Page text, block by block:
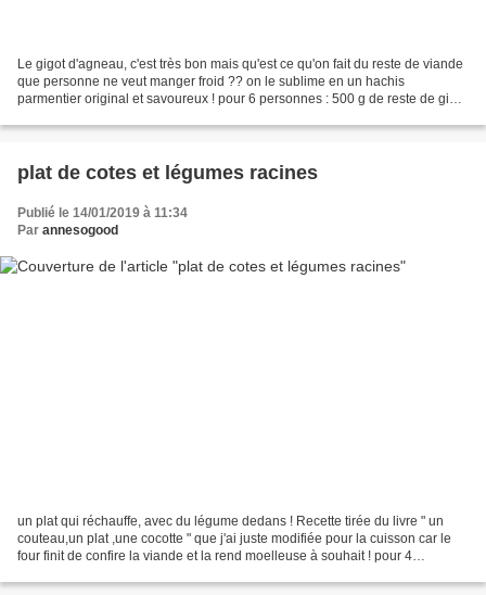
Le gigot d'agneau, c'est très bon mais qu'est ce qu'on fait du reste de viande
que personne ne veut manger froid ?? on le sublime en un hachis
parmentier original et savoureux ! pour 6 personnes : 500 g de reste de gigot
plat de cotes et légumes racines
Publié le 14/01/2019 à 11:34
Par annesogood
un plat qui réchauffe, avec du légume dedans ! Recette tirée du livre " un
couteau,un plat ,une cocotte " que j'ai juste modifiée pour la cuisson car le
four finit de confire la viande et la rend moelleuse à souhait ! pour 4